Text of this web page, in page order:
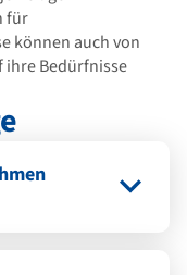
für
können auch von
ihre Bedürfnisse